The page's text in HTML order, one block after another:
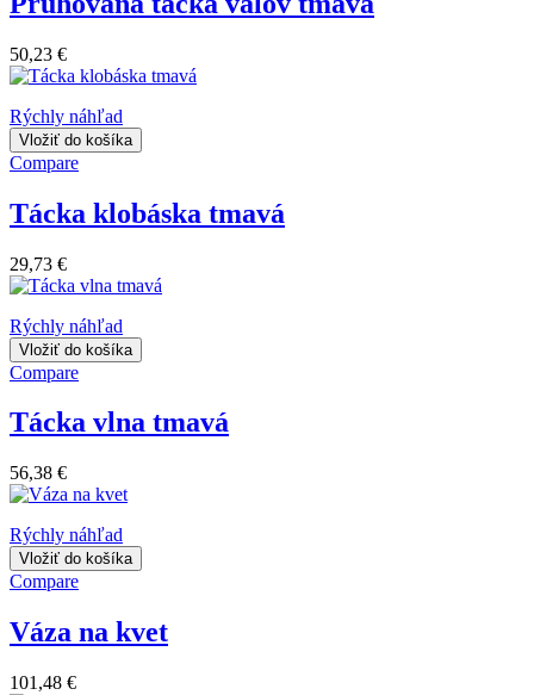
50,23 €
Rýchly náhľad
Vložiť do košíka
Compare
Tácka klobáska tmavá
29,73 €
Rýchly náhľad
Vložiť do košíka
Compare
Tácka vlna tmavá
56,38 €
Rýchly náhľad
Vložiť do košíka
Compare
Váza na kvet
101,48 €